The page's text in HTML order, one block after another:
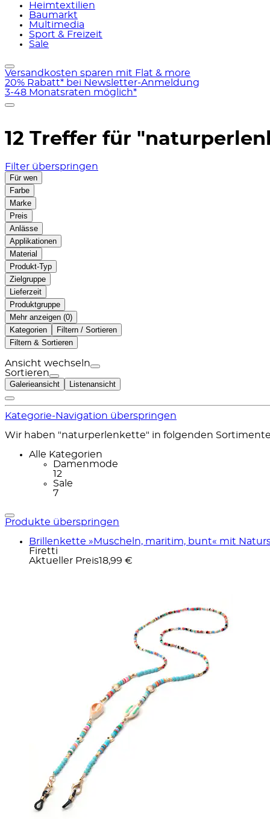
Heimtextilien
Baumarkt
Multimedia
Sport & Freizeit
Sale
Versandkosten sparen mit Flat & more
20% Rabatt* bei Newsletter-Anmeldung
3-48 Monatsraten möglich*
12 Treffer für
Filter überspringen
Für wen
Farbe
Marke
Preis
Anlässe
Applikationen
Material
Produkt-Typ
Zielgruppe
Lieferzeit
Produktgruppe
Mehr anzeigen ( )
Kategorien
Filtern / Sortieren
Filtern & Sortieren
Ansicht wechseln
Sortieren
Galerieansicht Listenansicht
Kategorie-Navigation überspringen
Wir haben "naturperlenkette" in folgenden
Alle Kategorien
Damenmode
12
Sale
7
Produkte überspringen
Brillenkette »Muscheln, maritim, bunt« mit
Firetti
Aktueller Preis18,99 €